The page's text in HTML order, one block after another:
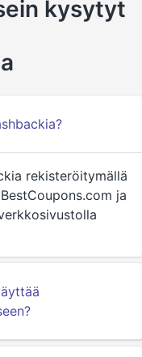
kysytyt
rekisteröitymällä
ja